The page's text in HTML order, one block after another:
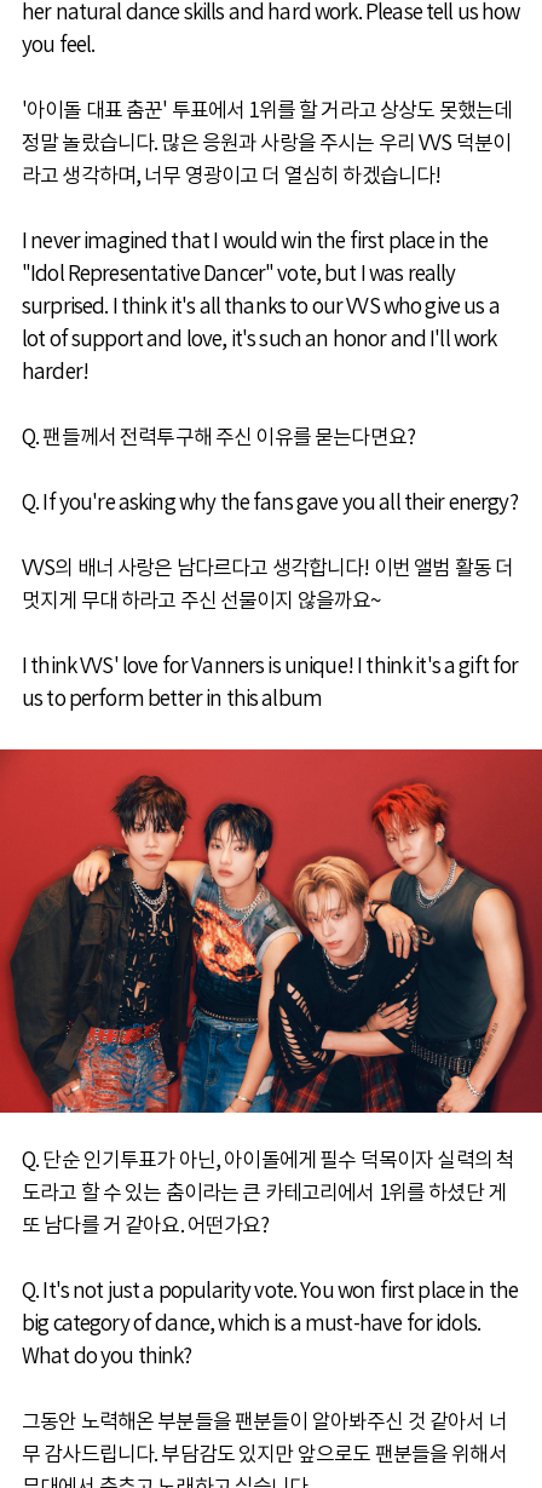
her natural dance skills and hard work. Please tell us how
you feel.
'아이돌 대표 춤꾼' 투표에서 1위를 할 거라고 상상도 못했는데
정말 놀랐습니다. 많은 응원과 사랑을 주시는 우리 VVS 덕분이
라고 생각하며, 너무 영광이고 더 열심히 하겠습니다!
I never imagined that I would win the first place in the
"Idol Representative Dancer" vote, but I was really
surprised. I think it's all thanks to our VVS who give us a
lot of support and love, it's such an honor and I'll work
harder!
Q. 팬들께서 전력투구해 주신 이유를 묻는다면요?
Q. If you're asking why the fans gave you all their energy?
VVS의 배너 사랑은 남다르다고 생각합니다! 이번 앨범 활동 더
멋지게 무대 하라고 주신 선물이지 않을까요~
I think VVS' love for Vanners is unique! I think it's a gift for
us to perform better in this album
Q. 단순 인기투표가 아닌, 아이돌에게 필수 덕목이자 실력의 척
도라고 할 수 있는 춤이라는 큰 카테고리에서 1위를 하셨단 게
또 남다를 거 같아요. 어떤가요?
Q. It's not just a popularity vote. You won first place in the
big category of dance, which is a must-have for idols.
What do you think?
그동안 노력해온 부분들을 팬분들이 알아봐주신 것 같아서 너
무 감사드립니다. 부담감도 있지만 앞으로도 팬분들을 위해서